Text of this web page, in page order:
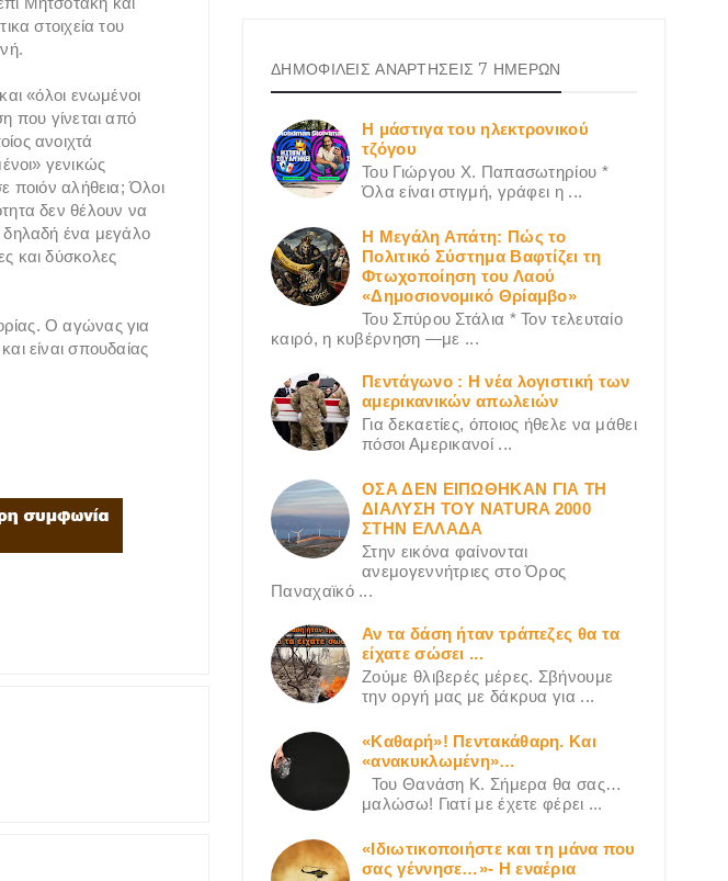
στοιχεία του
«όλοι ενωμένοι
που γίνεται από
ανοιχτά
γενικώς
ποιόν αλήθεια; Όλοι
δεν θέλουν να
δηλαδή ένα μεγάλο
και δύσκολες
Ο αγώνας για
είναι σπουδαίας
ΔΗΜΟΦΙΛΕΙΣ ΑΝΑΡΤΗΣΕΙΣ 7 ΗΜΕΡΩΝ
Η μάστιγα του ηλεκτρονικού
τζόγου
Του Γιώργου X. Παπασωτηρίου *
Όλα είναι στιγμή, γράφει η ...
Η Μεγάλη Απάτη: Πώς το
Πολιτικό Σύστημα Βαφτίζει τη
Φτωχοποίηση του Λαού
«Δημοσιονομικό Θρίαμβο»
Του Σπύρου Στάλια * Τον τελευταίο
καιρό, η κυβέρνηση —με ...
Πεντάγωνο : Η νέα λογιστική των
αμερικανικών απωλειών
Για δεκαετίες, όποιος ήθελε να μάθει
πόσοι Αμερικανοί ...
ΟΣΑ ΔΕN ΕΙΠΩΘΗΚΑΝ ΓΙΑ ΤΗ
ΔΙΑΛΥΣΗ ΤΟΥ NATURA 2000
ΣΤΗΝ ΕΛΛΑΔΑ
Στην εικόνα φαίνονται
ανεμογεννήτριες στο Όρος
Παναχαϊκό ...
Αν τα δάση ήταν τράπεζες θα τα
είχατε σώσει ...
Ζούμε θλιβερές μέρες. Σβήνουμε
την οργή μας με δάκρυα για ...
«Καθαρή»! Πεντακάθαρη. Και
«ανακυκλωμένη»…
Του Θανάση Κ. Σήμερα θα σας…
μαλώσω! Γιατί με έχετε φέρει ...
«Ιδιωτικοποιήστε και τη μάνα που
σας γέννησε…»- Η εναέρια